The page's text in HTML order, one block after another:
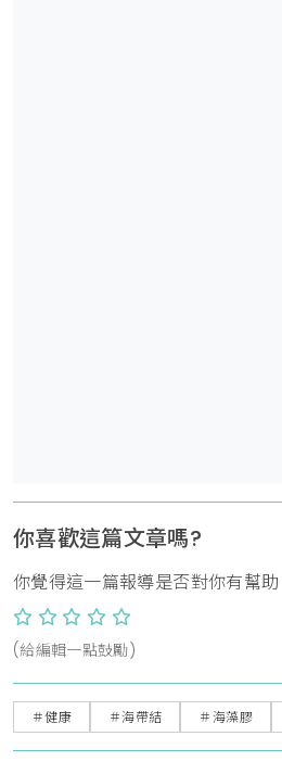
你喜歡這篇文章嗎?
你覺得這一篇報導是否對你有幫
(給編輯一點鼓勵)
＃健康 ＃海帶結 ＃海藻膠